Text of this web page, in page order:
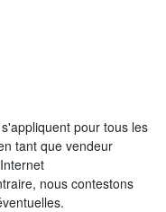
pour tous les
tant que vendeur
nous contestons